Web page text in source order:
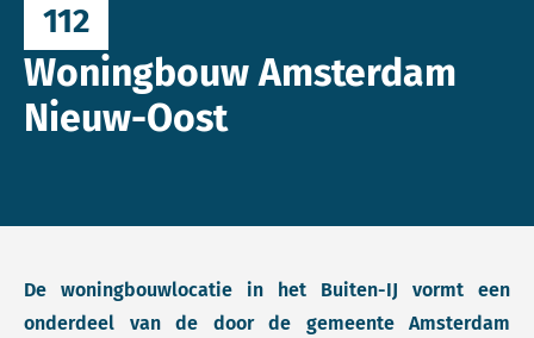
112
Woningbouw Amsterdam
Nieuw-Oost
De woningbouwlocatie in het Buiten-IJ vormt een
onderdeel van de door de gemeente Amsterdam